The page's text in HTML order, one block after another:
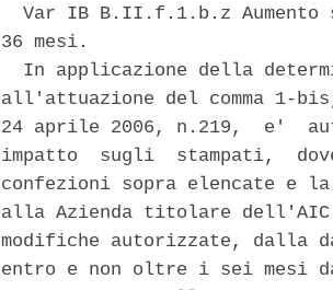
Var IB B.II.f.1.b.z Aumento
36 mesi.
In applicazione della
all'attuazione del comma 1-
24 aprile 2006, n.219,  e'
impatto  sugli  stampati,
confezioni sopra elencate
alla Azienda titolare
modifiche autorizzate, dalla
entro e non oltre i sei mesi